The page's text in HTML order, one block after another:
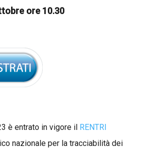
ore 10.30
è entrato in vigore il RENTRI
nazionale per la tracciabilità dei